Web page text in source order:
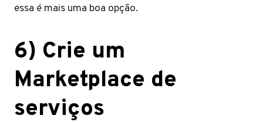
essa é mais uma boa opção.
6) Crie um
Marketplace de
serviços